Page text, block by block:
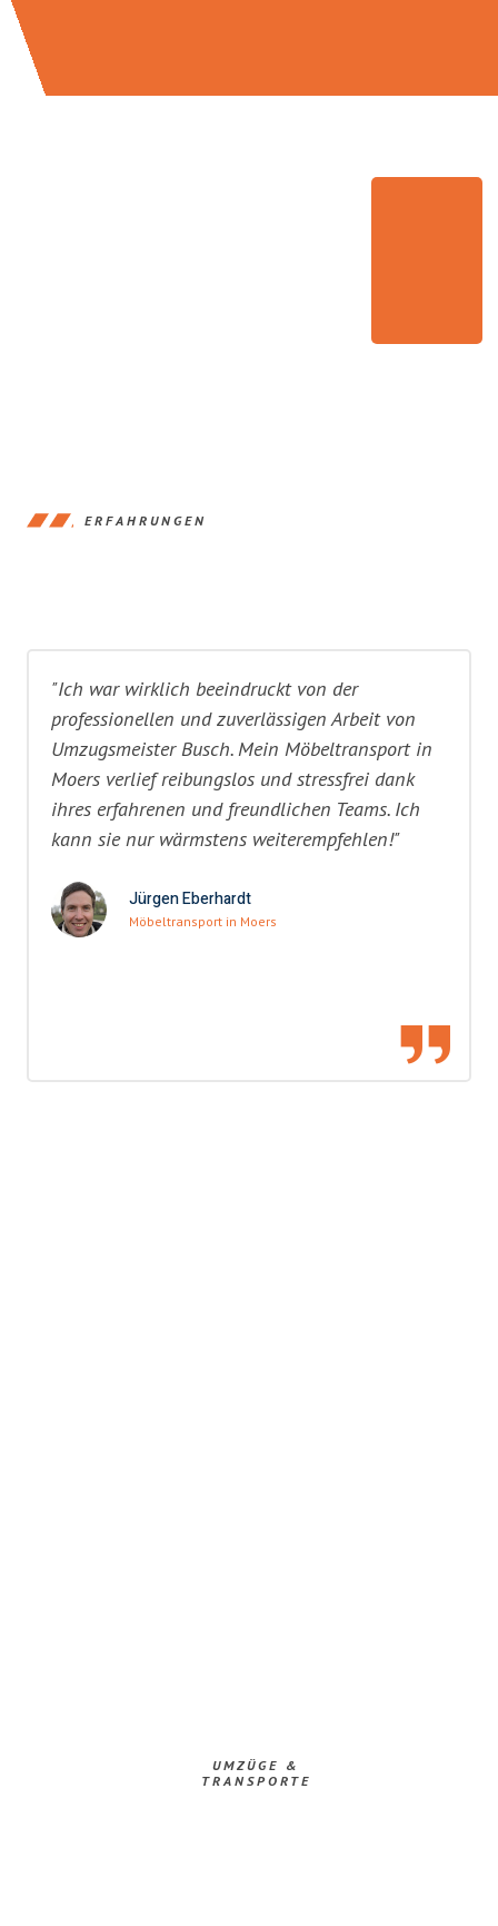
ERFAHRUNGEN
"Ich war wirklich beeindruckt von der
professionellen und zuverlässigen Arbeit von
Umzugsmeister Busch. Mein Möbeltransport in
Moers verlief reibungslos und stressfrei dank
ihres erfahrenen und freundlichen Teams. Ich
kann sie nur wärmstens weiterempfehlen!"
Jürgen Eberhardt
Möbeltransport in Moers
UMZÜGE &
TRANSPORTE